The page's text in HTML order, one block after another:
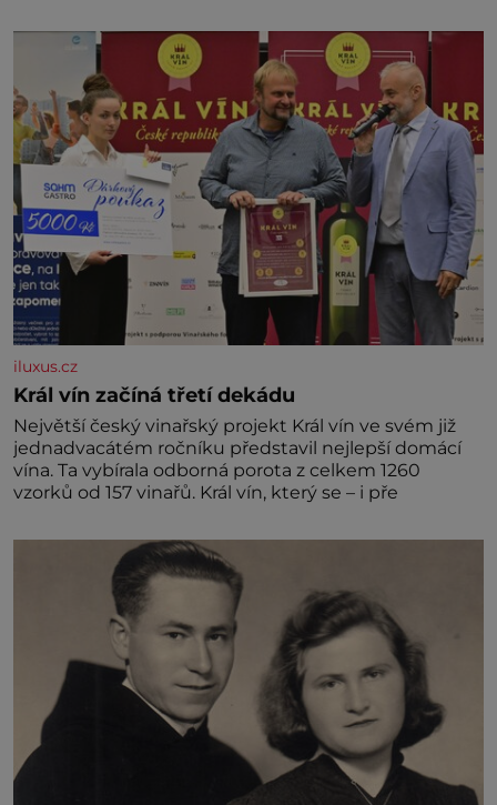
nedávno přečetli. Je to opravdu tak, s věkem jako
kdyby se paměť rozhodla stávkovat. Cvičte
iluxus.cz
Král vín začíná třetí dekádu
Největší český vinařský projekt Král vín ve svém již
jednadvacátém ročníku představil nejlepší domácí
vína. Ta vybírala odborná porota z celkem 1260
vzorků od 157 vinařů. Král vín, který se – i pře